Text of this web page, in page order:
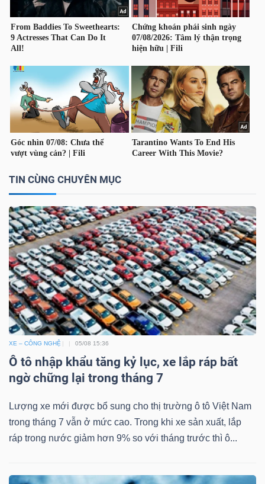
TIN CÙNG CHUYÊN MỤC
XE – CÔNG NGHỆ 05/08 15:36
Ô tô nhập khẩu tăng kỷ lục, xe lắp ráp bất
ngờ chững lại trong tháng 7
Lượng xe mới được bổ sung cho thị trường ô tô Việt Nam
trong tháng 7 vẫn ở mức cao. Trong khi xe sản xuất, lắp
ráp trong nước giảm hơn 9% so với tháng trước thì ô...
YẾU
TIÊU
DÙNG
THIẾT
SÓC
SỨC
KHỎE
TÀI
CHÍNH
CÔNG
NGHỆ
THÔNG